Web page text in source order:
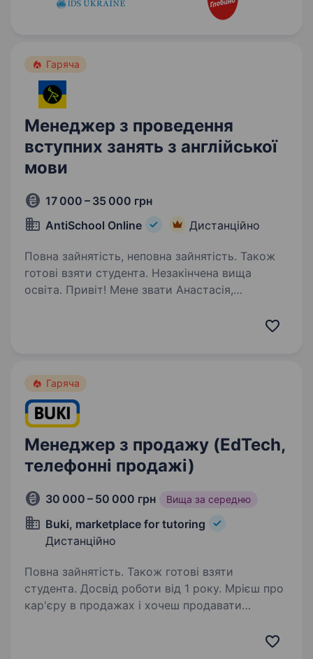
Гаряча
Менеджер з проведення
вступних занять з англійської
мови
17 000 – 35 000 грн
AntiSchool Online
Дистанційно
Повна зайнятість, неповна зайнятість. Також
готові взяти студента. Незакінчена вища
освіта. Привіт! Мене звати Анастасія,
англійської мови AntiSchool. Ми набираємо
з англійської мови. Заповнюй…
Гаряча
Менеджер з продажу (EdTech,
телефонні продажі)
30 000 – 50 000 грн Вища за середню
Buki, marketplace for tutoring
Дистанційно
Повна зайнятість. Також готові взяти
студента. Досвід роботи від 1 року. Мрієш про
кар'єру в продажах і хочеш продавати